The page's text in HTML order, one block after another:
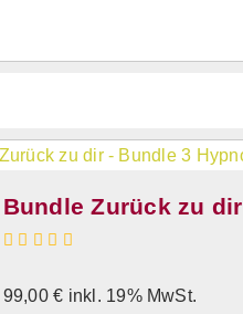
Bundle Zurück zu dir
99,00€ inkl. 19% MwSt.